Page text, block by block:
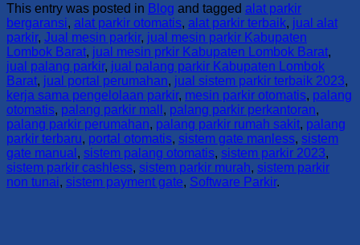
This entry was posted in Blog and tagged alat parkir
bergaransi, alat parkir otomatis, alat parkir terbaik, jual alat
parkir, Jual mesin parkir, jual mesin parkir Kabupaten
Lombok Barat, jual mesin prkir Kabupaten Lombok Barat,
jual palang parkir, jual palang parkir Kabupaten Lombok
Barat, jual portal perumahan, jual sistem parkir terbaik 2023,
kerja sama pengelolaan parkir, mesin parkir otomatis, palang
otomatis, palang parkir mall , palang parkir perkantoran,
palang parkir perumahan, palang parkir rumah sakit, palang
parkir terbaru, portal otomatis, sistem gate manless, sistem
gate manual , sistem palang otomatis, sistem parkir 2023,
sistem parkir cashless, sistem parkir murah, sistem parkir
non tunai, sistem payment gate, Software Parkir.